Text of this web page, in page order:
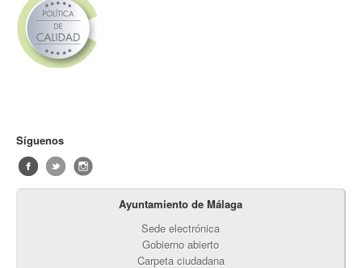
Síguenos
Ayuntamiento de Málaga
Sede electrónica
Gobierno abierto
Carpeta ciudadana